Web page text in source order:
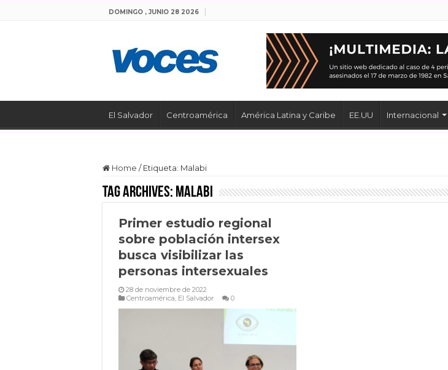
DOMINGO , JUNIO 28 2026
El Salvador Centroamérica América Latina y Caribe EE.UU Internacional
Home / Etiqueta: Malabi
Tag Archives: Malabi
Primer estudio regional
sobre población intersex
busca visibilizar las
personas intersexuales
28 de noviembre de 2022
Centroamérica, El Salvador 0